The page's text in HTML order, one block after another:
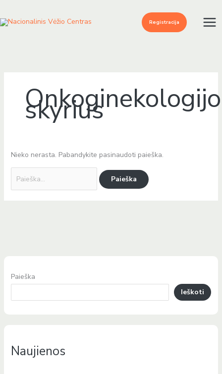
prie
Registracija
skyrius
Nieko nerasta. Pabandykite pasinaudoti paieška.
Paieška
Ieškoti
Naujienos